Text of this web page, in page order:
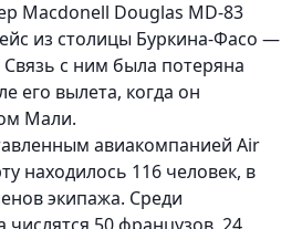
Macdonell Douglas MD-83
из столицы Буркина-Фасо —
с ним была потеряна
его вылета, когда он
Мали.
авиакомпанией Air
находилось 116 человек, в
экипажа. Среди